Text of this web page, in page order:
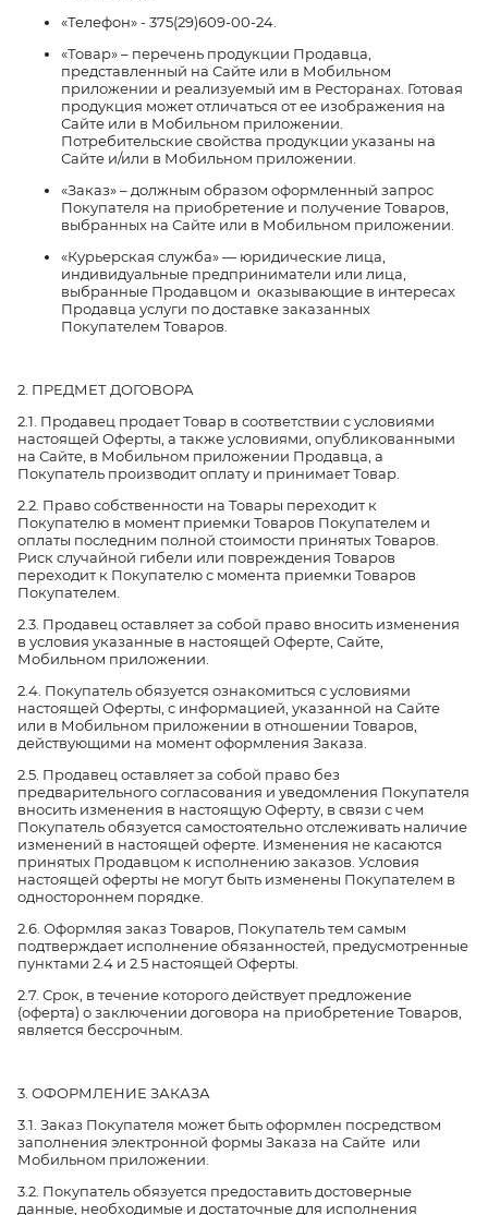
«Телефон» - 375(29)609-00-24.
«Товар» – перечень продукции Продавца,
представленный на Сайте или в Мобильном
приложении и реализуемый им в Ресторанах. Готовая
продукция может отличаться от ее изображения на
Сайте или в Мобильном приложении.
Потребительские свойства продукции указаны на
Сайте и/или в Мобильном приложении.
«Заказ» – должным образом оформленный запрос
Покупателя на приобретение и получение Товаров,
выбранных на Сайте или в Мобильном приложении.
«Курьерская служба» — юридические лица,
индивидуальные предприниматели или лица,
выбранные Продавцом и оказывающие в интересах
Продавца услуги по доставке заказанных
Покупателем Товаров.
2. ПРЕДМЕТ ДОГОВОРА
2.1. Продавец продает Товар в соответствии с условиями
настоящей Оферты, а также условиями, опубликованными
на Сайте, в Мобильном приложении Продавца, а
Покупатель производит оплату и принимает Товар.
2.2. Право собственности на Товары переходит к
Покупателю в момент приемки Товаров Покупателем и
оплаты последним полной стоимости принятых Товаров.
Риск случайной гибели или повреждения Товаров
переходит к Покупателю с момента приемки Товаров
Покупателем.
2.3. Продавец оставляет за собой право вносить изменения
в условия указанные в настоящей Оферте, Сайте,
Мобильном приложении.
2.4. Покупатель обязуется ознакомиться с условиями
настоящей Оферты, с информацией, указанной на Сайте
или в Мобильном приложении в отношении Товаров,
действующими на момент оформления Заказа.
2.5. Продавец оставляет за собой право без
предварительного согласования и уведомления Покупателя
вносить изменения в настоящую Оферту, в связи с чем
Покупатель обязуется самостоятельно отслеживать наличие
изменений в настоящей оферте. Изменения не касаются
принятых Продавцом к исполнению заказов. Условия
настоящей оферты не могут быть изменены Покупателем в
одностороннем порядке.
2.6. Оформляя заказ Товаров, Покупатель тем самым
подтверждает исполнение обязанностей, предусмотренные
пунктами 2.4 и 2.5 настоящей Оферты.
2.7. Срок, в течение которого действует предложение
(оферта) о заключении договора на приобретение Товаров,
является бессрочным.
3. ОФОРМЛЕНИЕ ЗАКАЗА
3.1. Заказ Покупателя может быть оформлен посредством
заполнения электронной формы Заказа на Сайте или
Мобильном приложении.
3.2. Покупатель обязуется предоставить достоверные
данные, необходимые и достаточные для исполнения